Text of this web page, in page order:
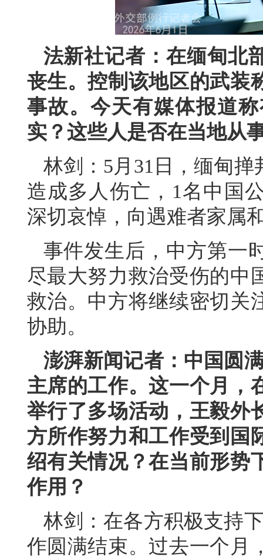
法新社记者：在缅甸北
丧生。控制该地区的武装
事故。今天有媒体报道
实？这些人是否在当地从
林剑：5月31日，缅甸
造成多人伤亡，1名中国
深切哀悼，向遇难者家属
事件发生后，中方第一
尽最大努力救治受伤的中
救治。中方将继续密切关
协助。
澎湃新闻记者：中国圆
主席的工作。这一个月，
举行了多场活动，王毅外
方所作努力和工作受到国
绍有关情况？在当前形势
作用？
林剑：在各方积极支持
作圆满结束。过去一个月